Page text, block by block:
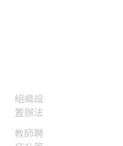
組織設
置辦法
教師聘